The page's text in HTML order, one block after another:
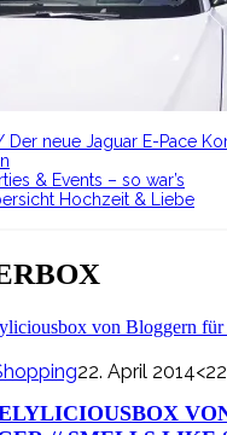
Der neue Jaguar E-Pace
& Events – so war’s
Hochzeit & Liebe
22. April 2014